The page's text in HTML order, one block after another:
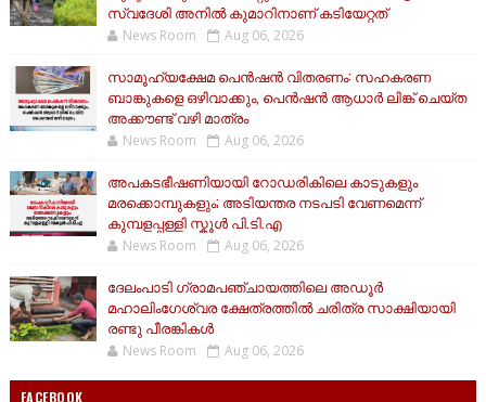
സ്വദേശി അനിൽ കുമാറിനാണ് കടിയേറ്റത്
News Room Aug 06, 2026
സാമൂ​ഹ്യക്ഷേമ പെൻഷൻ വിതരണം: സഹകരണ
ബാങ്കുകളെ ഒഴിവാക്കും, പെൻഷൻ ആധാർ‌ ലിങ്ക് ചെയ്ത
അക്കൗണ്ട് വഴി മാത്രം
News Room Aug 06, 2026
അപകടഭീഷണിയായി റോഡരികിലെ കാടുകളും
മരക്കൊമ്പുകളും; അടിയന്തര നടപടി വേണമെന്ന്
കുമ്പളപ്പള്ളി സ്കൂൾ പി.ടി.എ
News Room Aug 06, 2026
ദേലംപാടി ഗ്രാമപഞ്ചായത്തിലെ അഡൂർ
മഹാലിംഗേശ്വര ക്ഷേത്രത്തിൽ ചരിത്ര സാക്ഷിയായി
രണ്ടു പീരങ്കികൾ
News Room Aug 06, 2026
FACEBOOK